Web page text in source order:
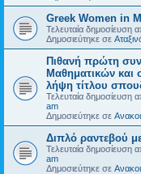
Greek Women in
Τελευταία δημοσίευση
Δημοσιεύτηκε σε
Πιθανή πρώτη
Μαθηματικών και
λήψη τίτλου
Τελευταία δημοσίευση
am
Δημοσιεύτηκε σε
Διπλό ραντεβού
Τελευταία δημοσίευση
am
Δημοσιεύτηκε σε